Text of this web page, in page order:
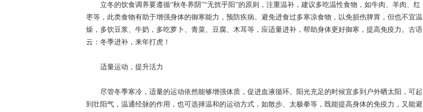
立冬的饮食调养要遵循“秋冬养阴”“无扰乎阳”的原则，注重温补，建议多吃温性食物，如牛肉、羊肉、红
枣等，此类食物有助于增强身体的御寒能力，预防疾病。避免进食过多寒凉食物，以免损伤脾胃，但也不宜温
燥，多饮豆浆、牛奶，多吃萝卜、青菜、豆腐、木耳等，应适量进补，帮助身体更好御寒，提高免疫力。古语
云：冬季进补，来年打虎！
适量运动，提升活力
尽管冬季寒冷，适量的运动依然能够增强体质，促进血液循环。阳光充足的时候宜多到户外晒太阳，可起
到壮阳气，温通经脉的作用，也可选择温和的运动方式，如散步、太极拳等，既能提高身体的免疫力，又能避